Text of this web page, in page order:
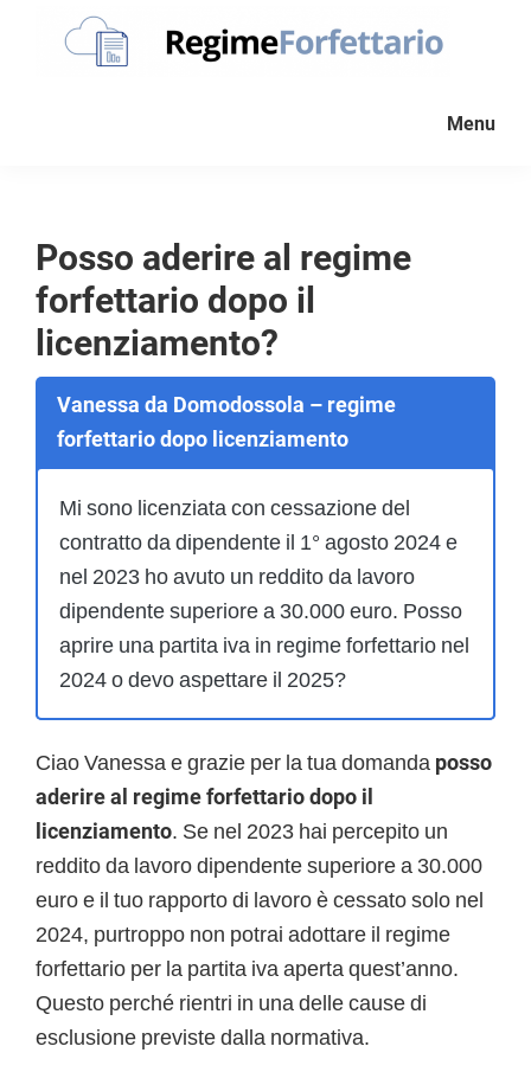
partita
Iva
forfettaria
Menu
Posso aderire al regime
forfettario dopo il
licenziamento?
Vanessa da Domodossola – regime
forfettario dopo licenziamento
Mi sono licenziata con cessazione del
contratto da dipendente il 1° agosto 2024 e
nel 2023 ho avuto un reddito da lavoro
dipendente superiore a 30.000 euro. Posso
aprire una partita iva in regime forfettario nel
2024 o devo aspettare il 2025?
Ciao Vanessa e grazie per la tua domanda posso
aderire al regime forfettario dopo il
licenziamento. Se nel 2023 hai percepito un
reddito da lavoro dipendente superiore a 30.000
euro e il tuo rapporto di lavoro è cessato solo nel
2024, purtroppo non potrai adottare il regime
forfettario per la partita iva aperta quest’anno.
Questo perché rientri in una delle cause di
esclusione previste dalla normativa.